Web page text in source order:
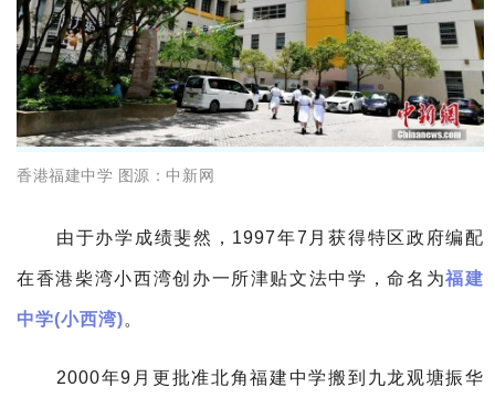
香港福建中学 图源：中新网
由于办学成绩斐然，1997年7月获得特区政府编配
在香港柴湾小西湾创办一所津贴文法中学，命名为福建
中学(小西湾)。
2000年9月更批准北角福建中学搬到九龙观塘振华